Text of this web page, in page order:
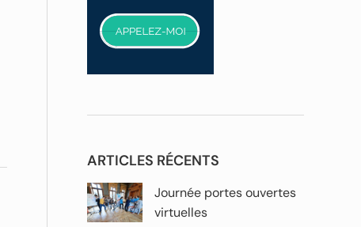
Résidence
sénior – LNA
Santé
ARTICLES RÉCENTS
Journée portes ouvertes
virtuelles